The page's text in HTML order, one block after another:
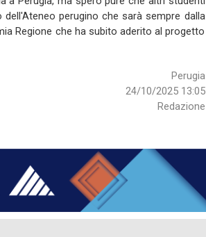
perugino che sarà sempre dalla
Regione che ha subito aderito al progetto
Perugia
24/10/2025 13:05
Redazione